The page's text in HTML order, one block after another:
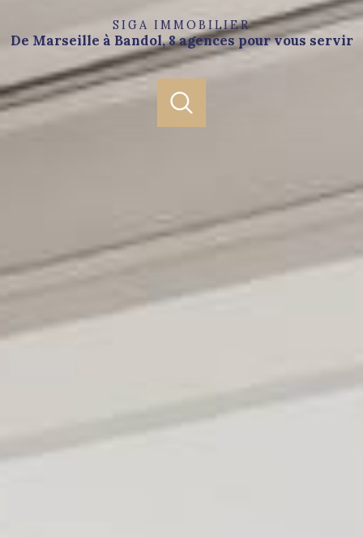
SIGA IMMOBILIER
De Marseille à Bandol, 8 agences pour vous servir